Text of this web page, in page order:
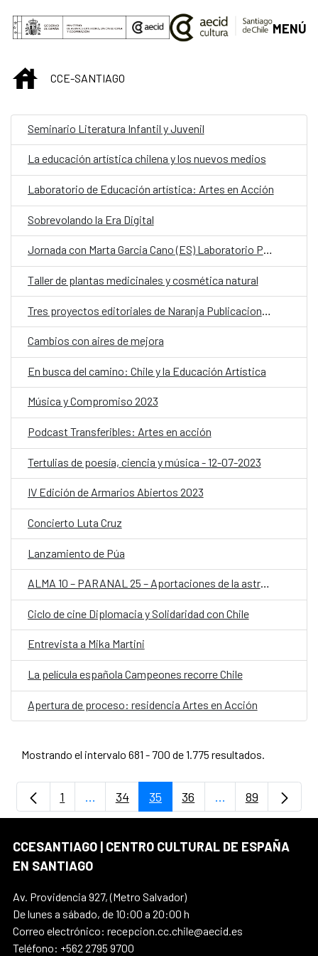
Saltar al contenido principal
MENÚ
INICIOCCE-SANTIAGO
Seminario Literatura Infantil y Juvenil
La educación artística chilena y los nuevos medios
Laboratorio de Educación artística: Artes en Acción
Sobrevolando la Era Digital
Jornada con Marta Garcia Cano (ES) Laboratorio Pantono
Taller de plantas medicinales y cosmética natural
Cambios con aires de mejora
En busca del camino: Chile y la Educación Artística
Música y Compromiso 2023
Podcast Transferibles: Artes en acción
Tertulias de poesía, ciencia y música - 12-07-2023
IV Edición de Armarios Abiertos 2023
Concierto Luta Cruz
Lanzamiento de Púa
ALMA 10 – PARANAL 25 – Aportaciones de la astronomía española en Chile
Ciclo de cine Diplomacia y Solidaridad con Chile
Entrevista a Mika Martini
La película española Campeones recorre Chile
Apertura de proceso: residencia Artes en Acción
Mostrando el intervalo 681 - 700 de 1.775 resultados.
Página
1 ...Páginas intermedias Use TAB para
Página
34 Página
35 Página
36 ...PáginasPágina
89
CCESANTIAGO | CENTRO CULTURAL DE ESPAÑA
EN SANTIAGO
Av. Providencia 927, (Metro Salvador)
De lunes a sábado, de 10:00 a 20:00 h
Correo electrónico: recepcion.cc.chile@aecid.es
Teléfono: +562 2795 9700